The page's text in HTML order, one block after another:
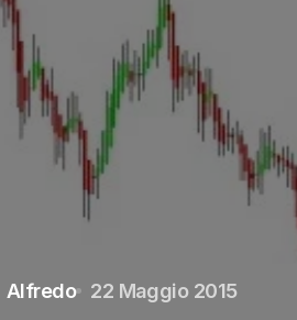
Alfredo 22 Maggio 2015